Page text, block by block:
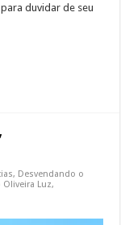
duvidar de seu
, Desvendando o
Oliveira Luz,